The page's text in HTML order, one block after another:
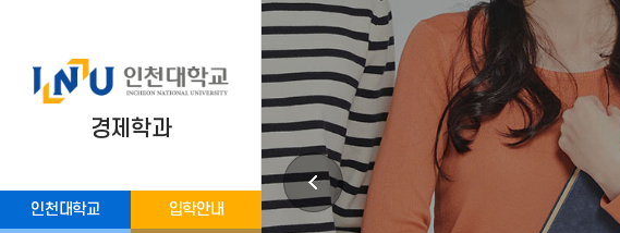
인천대학교 입학안내
경제학과